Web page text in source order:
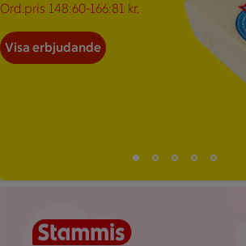
Ord.pris 148:60-166:81 kr.
Visa erbjudande
Bild 1 av 5
Bild 2 av 5
Bild 3 av 5Bild 4 av 5